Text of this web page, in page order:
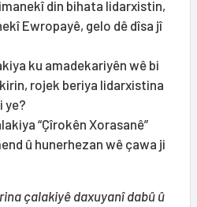
din bihata lidarxistin,
Ewropayê, gelo dê dîsa jî
ku amadekariyên wê bi
rojek beriya lidarxistina
ye?
“Çîrokên Xorasanê”
û hunerhezan wê çawa ji
çalakiyê daxuyanî dabû û